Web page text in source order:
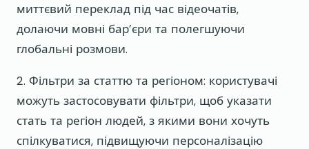
миттєвий переклад під час відеочатів,
долаючи мовні бар’єри та полегшуючи
глобальні розмови.
2. Фільтри за статтю та регіоном: користувачі
можуть застосовувати фільтри, щоб указати
стать та регіон людей, з якими вони хочуть
спілкуватися, підвищуючи персоналізацію